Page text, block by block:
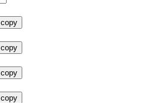
copy
copy
copy
copy